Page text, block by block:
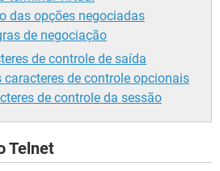
EXCEL
GMAIL
das opções negociadas
de negociação
de controle de saída
caracteres de controle opcionais
de controle da sessão
Telnet